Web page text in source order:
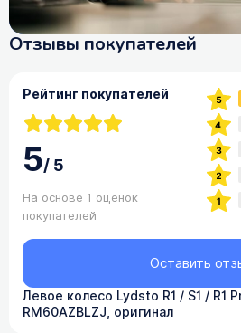
Отзывы покупателей
Рейтинг покупателей
5/5
На основе 1 оценок
покупателей
Левое колесо Lydsto R1 / S1 / R1
RM60AZBLZJ, оригинал
Оставить